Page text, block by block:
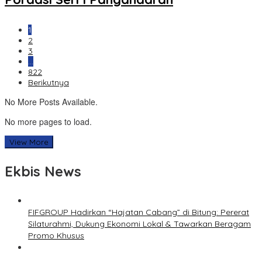
1
2
3
…
822
Berikutnya
No More Posts Available.
No more pages to load.
View More
Ekbis News
FIFGROUP Hadirkan “Hajatan Cabang” di Bitung: Pererat
Silaturahmi, Dukung Ekonomi Lokal & Tawarkan Beragam
Promo Khusus